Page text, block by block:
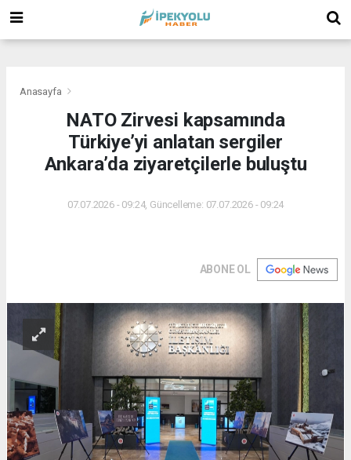
Anasayfa
NATO Zirvesi kapsamında
Türkiye’yi anlatan sergiler
Ankara’da ziyaretçilerle buluştu
07.07.2026 - 09:24, Güncelleme: 07.07.2026 - 09:24
ABONE OL